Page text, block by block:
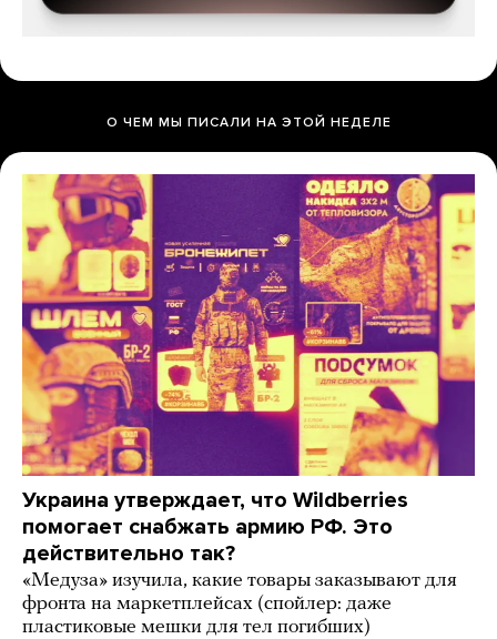
О ЧЕМ МЫ ПИСАЛИ НА ЭТОЙ НЕДЕЛЕ
Украина утверждает, что Wildberries
помогает снабжать армию РФ. Это
действительно так?
«Медуза» изучила, какие товары заказывают для
фронта на маркетплейсах (спойлер: даже
пластиковые мешки для тел погибших)